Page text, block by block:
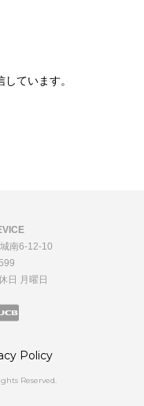
ています。
南6-12-10
日 月曜日
Policy
Reserved.